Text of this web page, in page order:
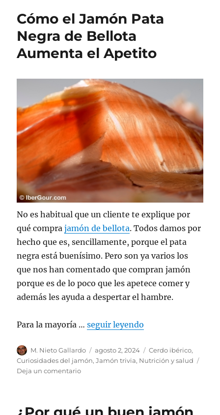
un
huesos
de
Cómo el Jamón Pata
Negra de Bellota
Aumenta el Apetito
No es habitual que un cliente te explique por
qué comprajamón de bellota. Todos damos por
hecho que es, sencillamente, porque el pata
negra está buenísimo. Pero son ya varios los
que nos han comentado que compran jamón
porque es de lo poco que les apetece comer y
además les ayuda a despertar el hambre.
Para la mayoría …seguir leyendo
Autor
M. Nieto Gallardo
Publicado
el
agosto 2, 2024 Categorías
Cerdo ibérico,
Curiosidades del jamón,Jamón trivia, Nutrición y salud
Deja un comentario
Pata